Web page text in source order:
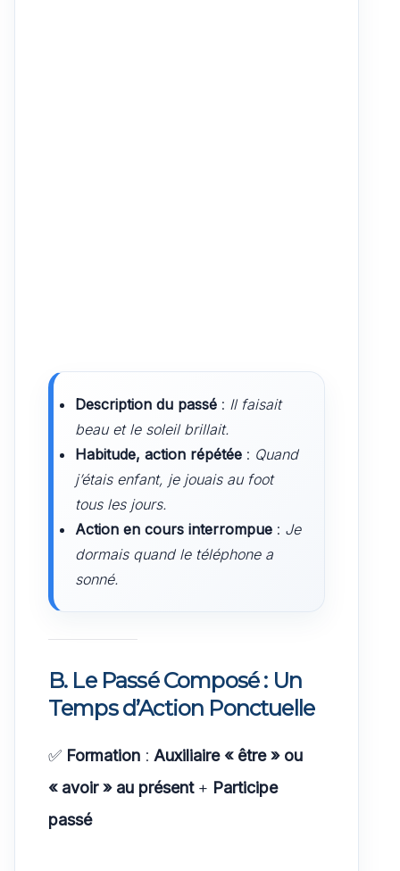
Description du passé : Il faisait
beau et le soleil brillait.
Habitude, action répétée : Quand
j’étais enfant, je jouais au foot
tous les jours.
Action en cours interrompue : Je
dormais quand le téléphone a
sonné.
B. Le Passé Composé : Un
Temps d’Action Ponctuelle
✅ Formation : Auxiliaire « être » ou
« avoir » au présent+ Participe
passé